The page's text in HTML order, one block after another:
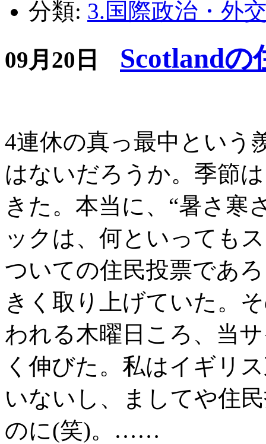
分類: 3.国際政治・外
09月20日
Scotlandの
4連休の真っ最中という
はないだろうか。季節
きた。本当に、“暑さ寒
ックは、何といっても
ついての住民投票であ
きく取り上げていた。
われる木曜日ころ、当
く伸びた。私はイギリ
いないし、ましてや住
のに(笑)。……